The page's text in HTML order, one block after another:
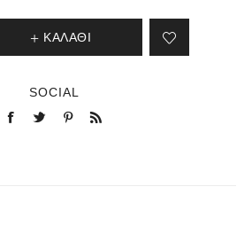
ΚΑΛΆΘΙ
SOCIAL